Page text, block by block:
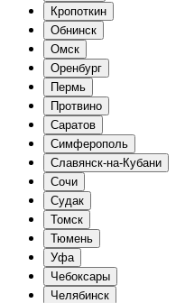
Кропоткин
Обнинск
Омск
Оренбург
Пермь
Протвино
Саратов
Симферополь
Славянск-на-Кубани
Сочи
Судак
Томск
Тюмень
Уфа
Чебоксары
Челябинск